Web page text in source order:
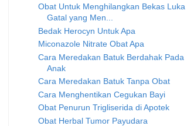
Obat Untuk Menghilangkan Bekas Luka
Gatal yang Men...
Bedak Herocyn Untuk Apa
Miconazole Nitrate Obat Apa
Cara Meredakan Batuk Berdahak Pada
Anak
Cara Meredakan Batuk Tanpa Obat
Cara Menghentikan Cegukan Bayi
Obat Penurun Trigliserida di Apotek
Obat Herbal Tumor Payudara